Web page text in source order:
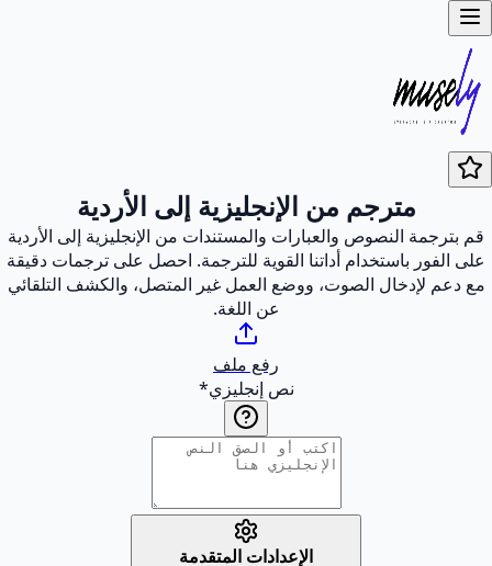
مترجم من الإنجليزية إلى الأردية
قم بترجمة النصوص والعبارات والمستندات من الإنجليزية إلى الأردية
على الفور باستخدام أداتنا القوية للترجمة. احصل على ترجمات دقيقة
مع دعم لإدخال الصوت، ووضع العمل غير المتصل، والكشف التلقائي
عن اللغة.
رفع ملف
نص إنجليزي*
الإعدادات المتقدمة